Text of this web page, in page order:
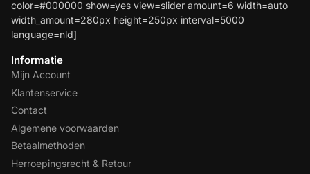
color=#000000 show=yes view=slider amount=6 width=auto
width_amount=280px height=250px interval=5000
language=nld]
Informatie
Mijn Account
Klantenservice
Contact
Algemene voorwaarden
Betaalmethoden
Herroepingsrecht & Retour